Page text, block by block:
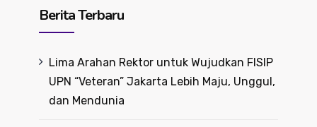
Berita Terbaru
Lima Arahan Rektor untuk Wujudkan FISIP
UPN “Veteran” Jakarta Lebih Maju, Unggul,
dan Mendunia